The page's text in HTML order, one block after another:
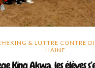
& LUTTRE CONTRE
HAINE